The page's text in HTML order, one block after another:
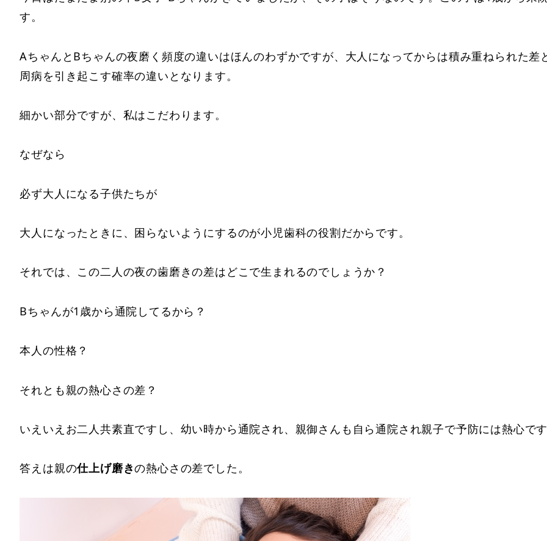
す。
AちゃんとBちゃんの夜磨く頻度の違いはほんのわずかですが、大人になってからは積み重ねられた差
周病を引き起こす確率の違いとなります。
細かい部分ですが、私はこだわります。
なぜなら
必ず大人になる子供たちが
大人になったときに、困らないようにするのが小児歯科の役割だからです。
それでは、この二人の夜の歯磨きの差はどこで生まれるのでしょうか？
Bちゃんが1歳から通院してるから？
本人の性格？
それとも親の熱心さの差？
いえいえお二人共素直ですし、幼い時から通院され、親御さんも自ら通院され親子で予防には熱心です
答えは親の仕上げ磨きの熱心さの差でした。